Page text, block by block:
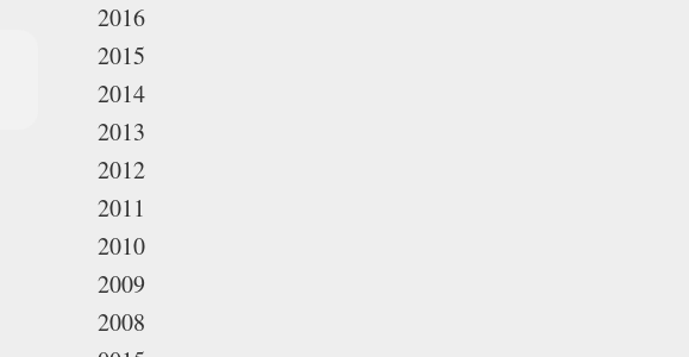
2016
2015
2014
2013
2012
2011
2010
2009
2008